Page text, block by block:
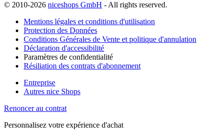
© 2010-2026 niceshops GmbH - All rights reserved.
Mentions légales et conditions d'utilisation
Protection des Données
Conditions Générales de Vente et politique d'annulation
Déclaration d'accessibilité
Paramètres de confidentialité
Résiliation des contrats d'abonnement
Entreprise
Autres nice Shops
Renoncer au contrat
Personnalisez votre expérience d'achat